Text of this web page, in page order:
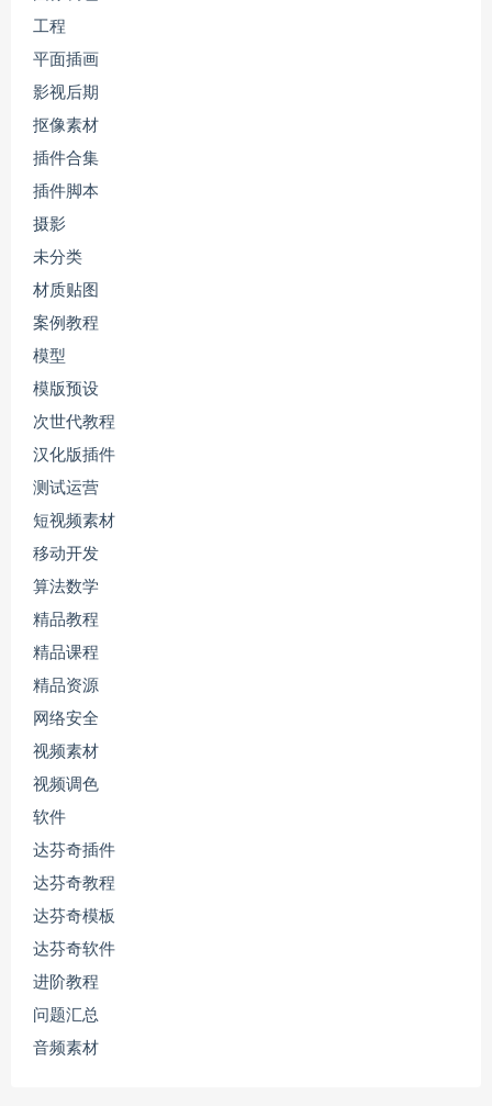
工程
平面插画
影视后期
抠像素材
插件合集
插件脚本
摄影
未分类
材质贴图
案例教程
模型
模版预设
次世代教程
汉化版插件
测试运营
短视频素材
移动开发
算法数学
精品教程
精品课程
精品资源
网络安全
视频素材
视频调色
软件
达芬奇插件
达芬奇教程
达芬奇模板
达芬奇软件
进阶教程
问题汇总
音频素材